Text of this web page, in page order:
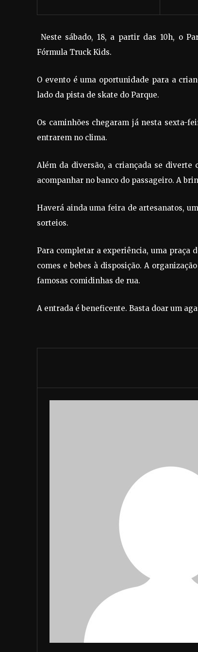
Neste sábado, 18, a partir das 10h, o
Fórmula Truck Kids.
O evento é uma oportunidade para a
lado da pista de skate do Parque.
Os caminhões chegaram já nesta sexta-
entrarem no clima.
Além da diversão, a criançada se diverte
acompanhar no banco do passageiro. A
Haverá ainda uma feira de artesanatos,
sorteios.
Para completar a experiência, uma praça
comes e bebes à disposição. A
famosas comidinhas de rua.
A entrada é beneficente. Basta doar um